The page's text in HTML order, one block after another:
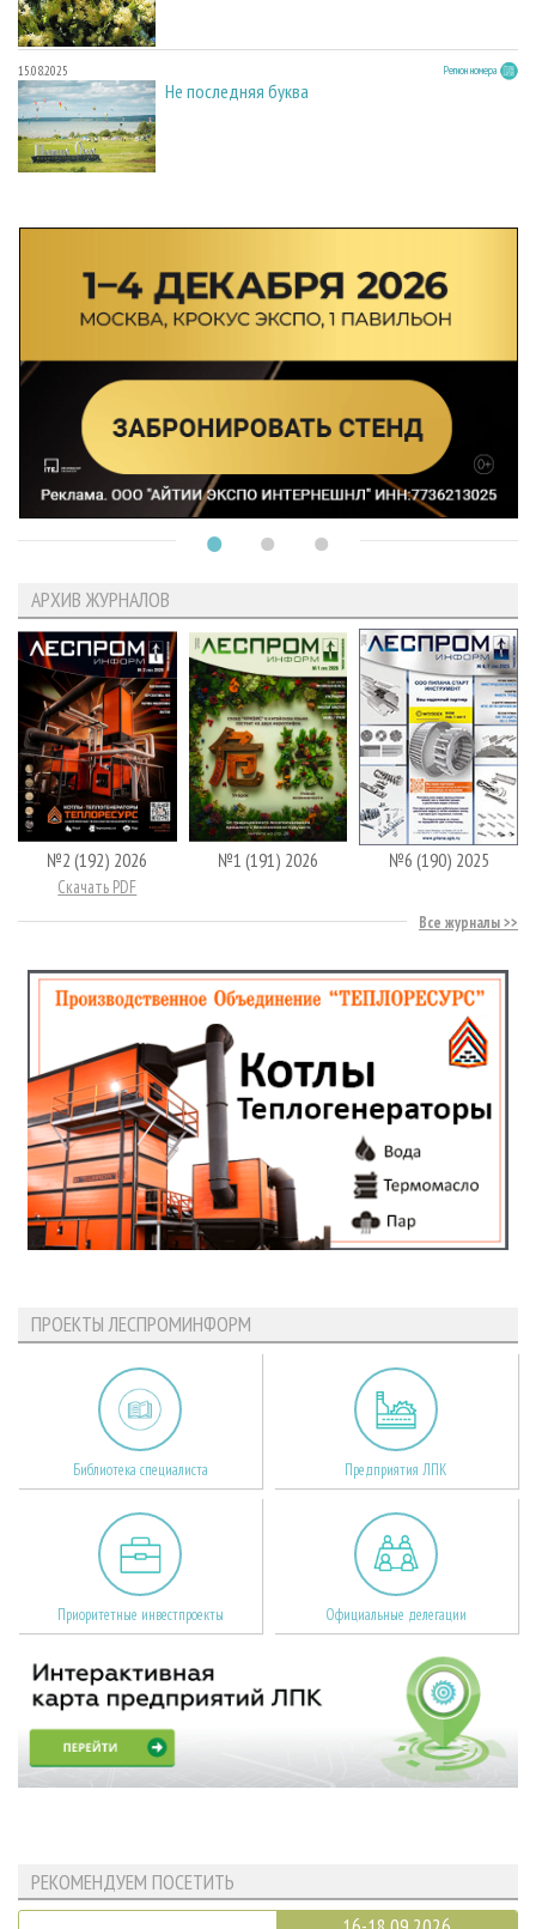
15.08.2025 Регион номера
Не последняя буква
АРХИВ ЖУРНАЛОВ
№2 (192) 2026
Скачать PDF
№1 (191) 2026 №6 (190) 2025
Все журналы
ПРОЕКТЫ ЛЕСПРОМИНФОРМ
Библиотека специалиста Предприятия ЛПК
Приоритетные инвестпроекты Официальные делегации
РЕКОМЕНДУЕМ ПОСЕТИТЬ